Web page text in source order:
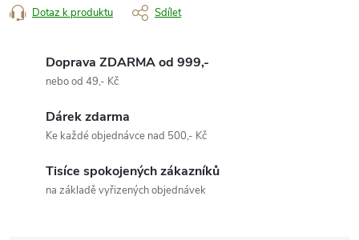
Dotaz k produktu Sdílet
Doprava ZDARMA od 999,-
nebo od 49,- Kč
Dárek zdarma
Ke každé objednávce nad 500,- Kč
Tisíce spokojených zákazníků
na základě vyřizených objednávek